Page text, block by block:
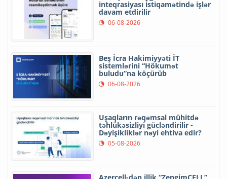
inteqrasiyası istiqamətində işlər
davam etdirilir
06-08-2026
Beş İcra Hakimiyyəti İT
sistemlərini “Hökumət
buludu”na köçürüb
06-08-2026
Uşaqların rəqəmsal mühitdə
təhlükəsizliyi gücləndirilir -
Dəyişikliklər nəyi ehtiva edir?
05-08-2026